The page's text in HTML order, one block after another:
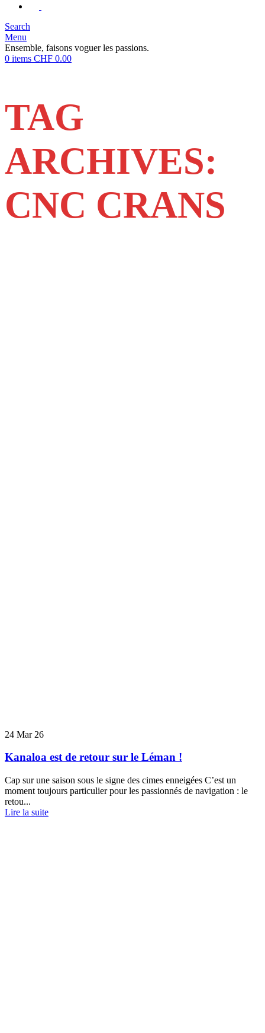
Search
Menu
Ensemble, faisons voguer les passions.
0 items CHF 0.00
TAG
ARCHIVES:
CNC CRANS
24 Mar 26
Kanaloa est de retour sur le Léman !
Cap sur une saison sous le signe des cimes enneigées C’est un
moment toujours particulier pour les passionnés de navigation : le
retou...
Lire la suite